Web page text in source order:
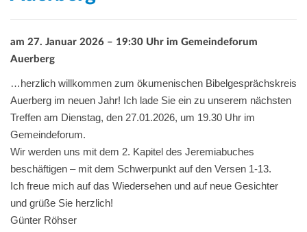
am 27. Januar 2026 – 19:30 Uhr im Gemeindeforum
Auerberg
… herzlich willkommen zum ökumenischen Bibelgesprächskreis
Auerberg im neuen Jahr! Ich lade Sie ein zu unserem nächsten
Treffen am Dienstag, den 27.01.2026, um 19.30 Uhr im
Gemeindeforum.
Wir werden uns mit dem 2. Kapitel des Jeremiabuches
beschäftigen – mit dem Schwerpunkt auf den Versen 1-13.
Ich freue mich auf das Wiedersehen und auf neue Gesichter
und grüße Sie herzlich!
Günter Röhser